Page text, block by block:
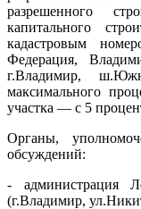
разрешенного
капитального
кадастровым
Федерация,
г.Владимир,
максимального
участка — с 5
Органы,
обсуждений:
- администрация
(г.Владимир,